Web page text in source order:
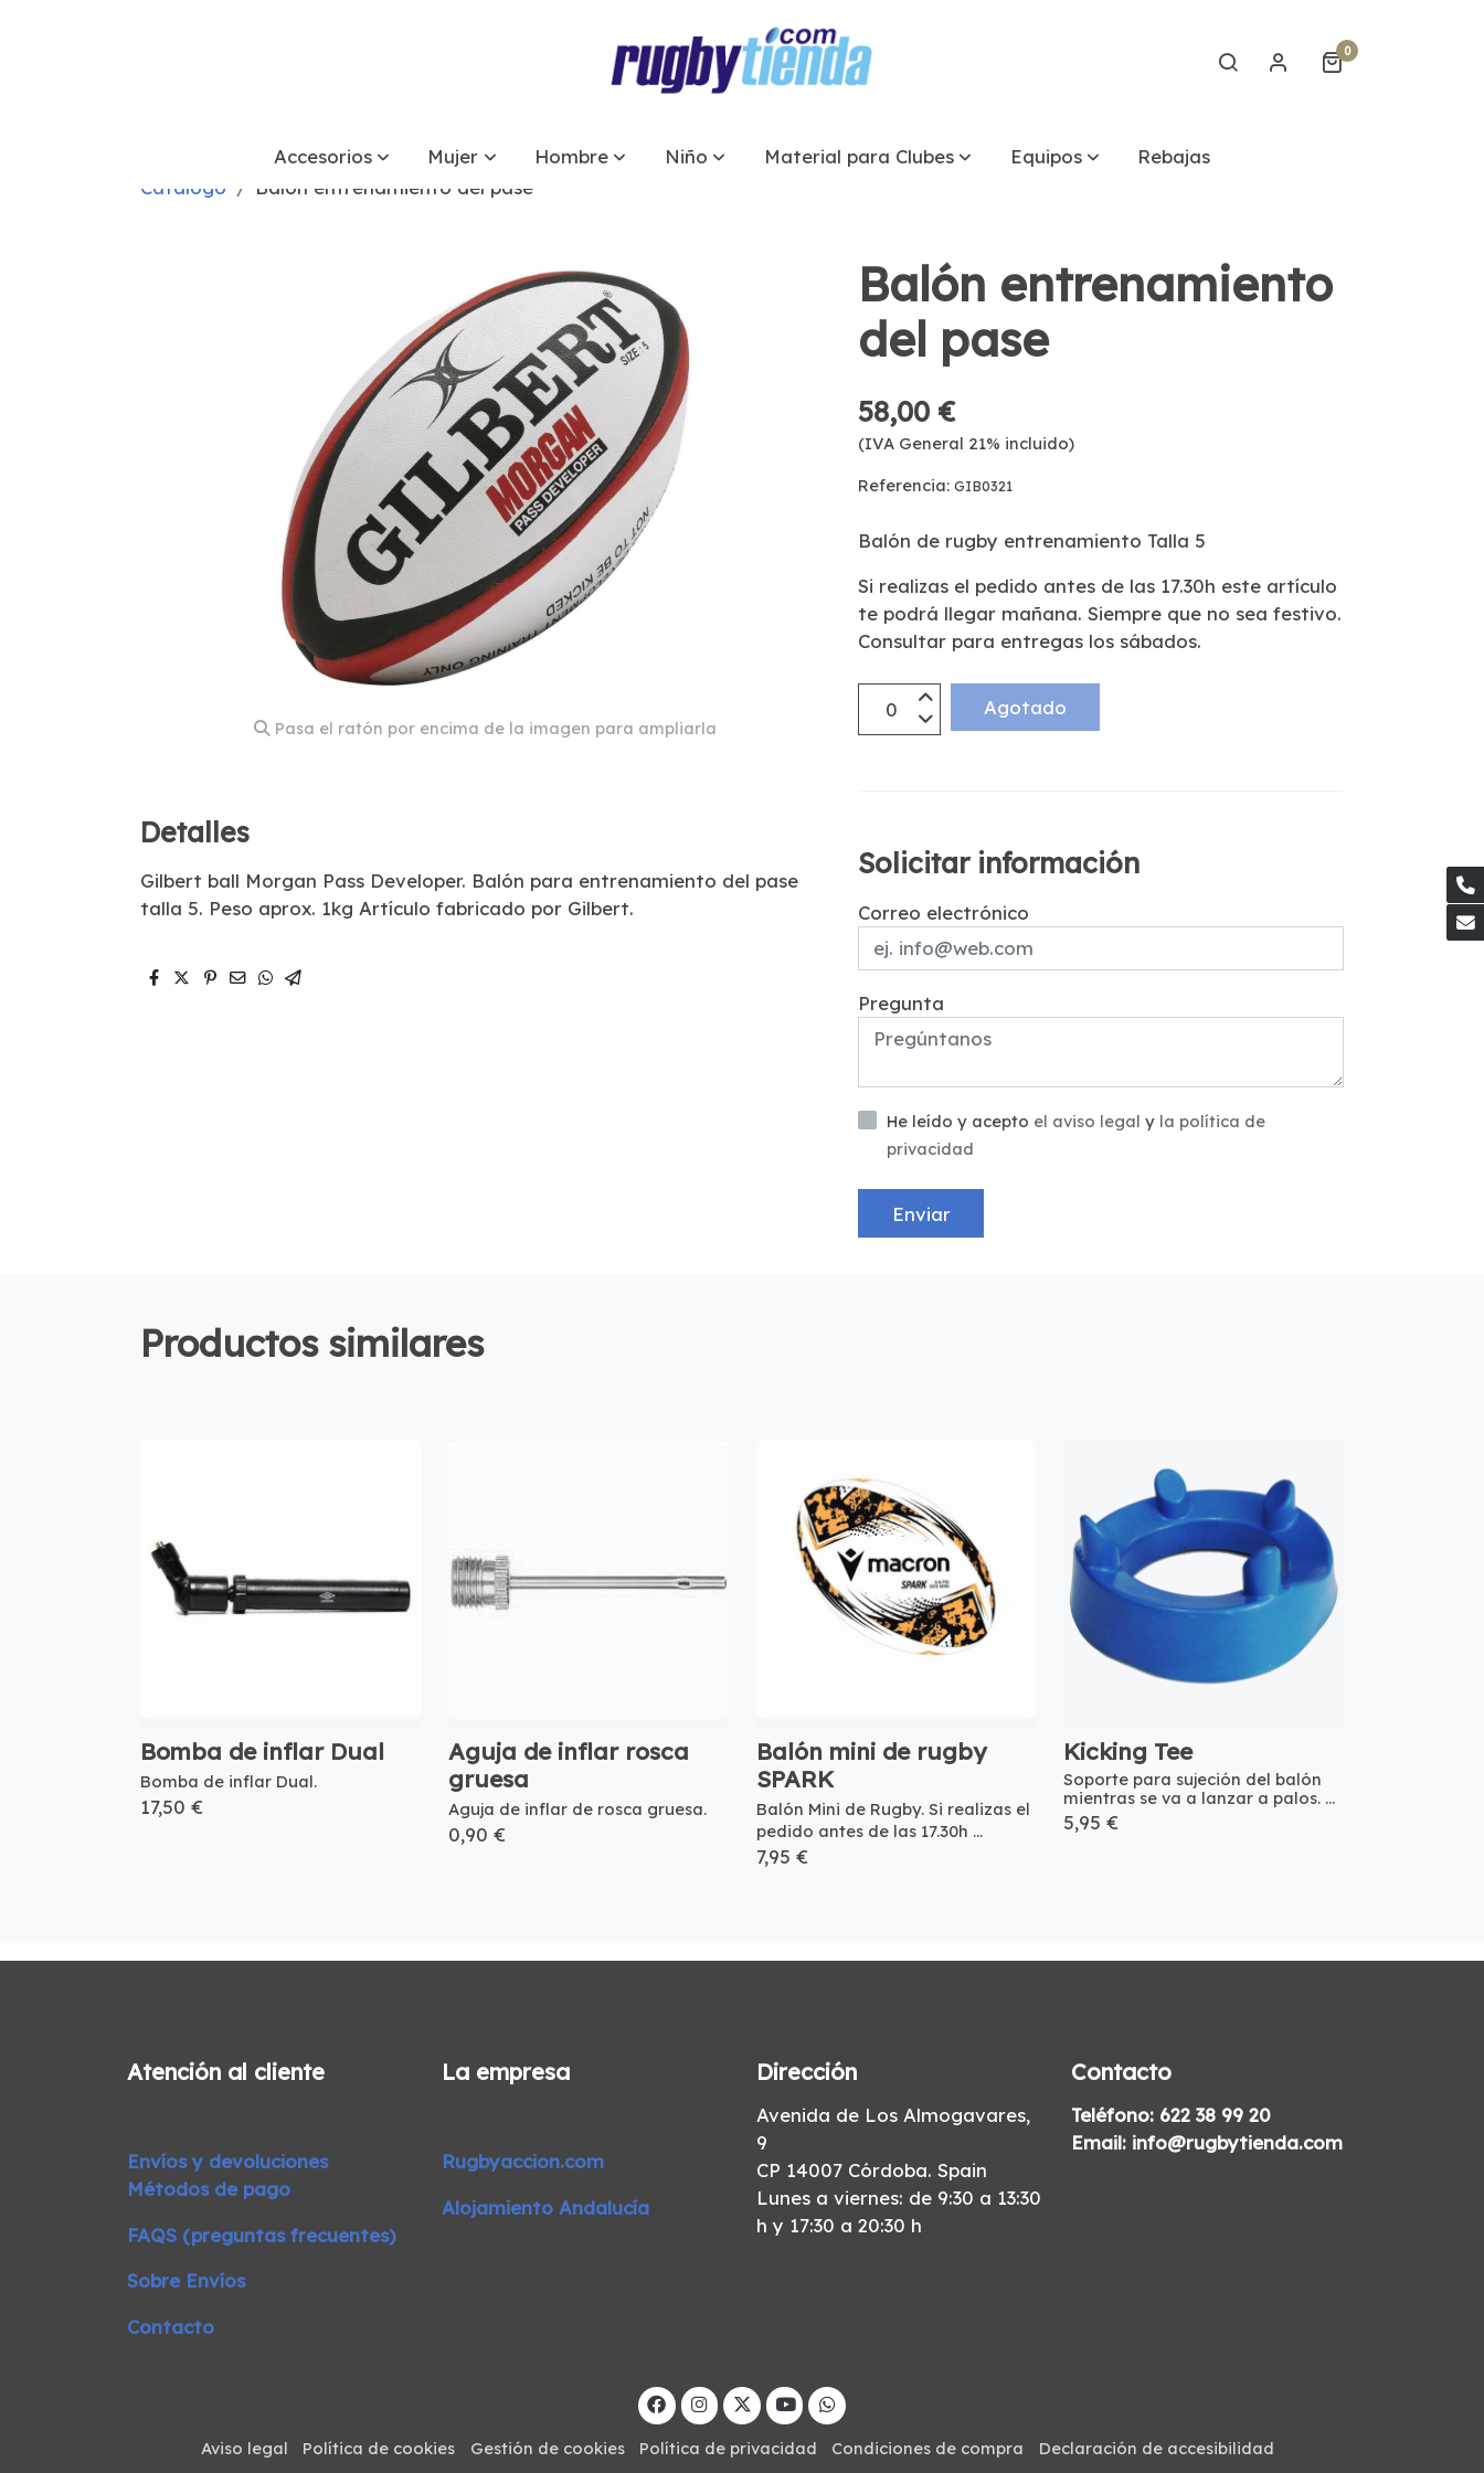
0
Accesorios Mujer Hombre Niño Material para Clubes Equipos
Rebajas
Catálogo
Balón entrenamiento del pase
Pasa el ratón por encima de la imagen para ampliarla
Detalles
Gilbert ball Morgan Pass Developer. Balón para entrenamiento del pase
talla 5. Peso aprox. 1kg Artículo fabricado por Gilbert.
Balón entrenamiento
del pase
58,00 €
(IVA General 21% incluido)
Referencia:GIB0321
Balón de rugby entrenamiento Talla 5
Si realizas el pedido antes de las 17.30h este artículo
te podrá llegar mañana. Siempre que no sea festivo.
Consultar para entregas los sábados.
Agotado
Solicitar información
Correo electrónico
Pregunta
He leído y acepto el aviso legal y la política de
privacidad
Enviar
Productos similares
Bomba de inflar Dual
Bomba de inflar Dual.
17,50 €
Aguja de inflar rosca
gruesa
Aguja de inflar de rosca gruesa.
0,90 €
Balón mini de rugby
SPARK
Balón Mini de Rugby. Si realizas el
pedido antes de las 17.30h ...
7,95 €
Kicking Tee
Soporte para sujeción del balón
mientras se va a lanzar a palos. ...
5,95 €
Atención al cliente
Envíos y devoluciones
Métodos de pago
FAQS (preguntas frecuentes)
Sobre Envíos
Contacto
La empresa
Rugbyaccion.com
Alojamiento Andalucía
Dirección
Avenida de Los Almogavares,
9
CP 14007 Córdoba. Spain
Lunes a viernes: de 9:30 a 13:30
h y 17:30 a 20:30 h
Contacto
Teléfono: 622 38 99 20
Email: info@rugbytienda.com
Aviso legal Política de cookies Gestión de cookies Política de privacidad Condiciones de compra Declaración de accesibilidad